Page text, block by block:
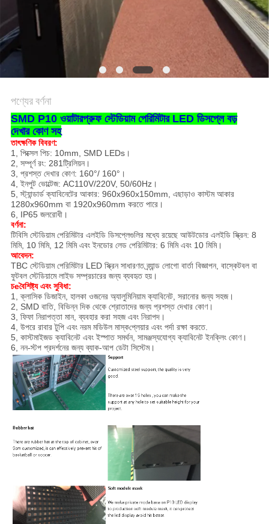
পণ্যের বর্ণনা
SMD P10 ওয়াটারপ্রুফ স্টেডিয়াম পেরিমিটার LED ডিসপ্লে বড়
দেখার কোণ সহ
তাৎক্ষণিক বিবরণ:
1, পিক্সেল পিচ: 10mm, SMD LEDs।
2, সম্পূর্ণ রং: 281ট্রিলিয়ন।
3, প্রশস্ত দেখার কোণ: 160°/ 160°।
4, ইনপুট ভোল্টেজ: AC110V/220V, 50/60Hz।
5, স্ট্যান্ডার্ড ক্যাবিনেটের আকার: 960x960x150mm, এছাড়াও কাস্টম আকার
1280x960mm বা 1920x960mm করতে পারে।
6, IP65 জলরোধী।
বর্ণনা:
টিবিসি স্টেডিয়াম পেরিমিটার এলইডি ডিসপ্লেগুলির মধ্যে রয়েছে আউটডোর এলইডি স্ক্রিন: 8
মিমি, 10 মিমি, 12 মিমি এবং ইনডোর লেড পেরিমিটার: 6 মিমি এবং 10 মিমি।
আবেদন:
TBC স্টেডিয়াম পেরিমিটার LED স্ক্রিন সাধারণত ব্র্যান্ড লোগো বার্তা বিজ্ঞাপন, বাস্কেটবল বা
ফুটবল স্টেডিয়ামে লাইভ সম্প্রচারের জন্য ব্যবহৃত হয়।
চeবৈশিষ্ট্য এবং সুবিধা:
1, ক্লাসিক ডিজাইন, হালকা ওজনের অ্যালুমিনিয়াম ক্যাবিনেট, সরানোর জন্য সহজ।
2, SMD বাতি, বিভিন্ন দিক থেকে শ্রোতাদের জন্য প্রশস্ত দেখার কোণ।
3, ফিফা নিরাপত্তা মান, ব্যবহার করা সহজ এবং নিরাপদ।
4, উপরে রাবার টুপি এবং নরম মডিউল মাস্কপ্লেয়ার এবং পর্দা রক্ষা করতে.
5, কাস্টমাইজড ক্যাবিনেট এবং ইস্পাত সমর্থন, সামঞ্জস্যযোগ্য ক্যাবিনেট ইনক্লিং কোণ।
6, নন-স্টপ প্রদর্শনের জন্য ব্যাক-আপ ডেটা সিস্টেম।